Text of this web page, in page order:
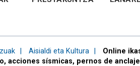
Aisialdi eta Kultura
Online
acciones sísmicas, pernos de anclaje